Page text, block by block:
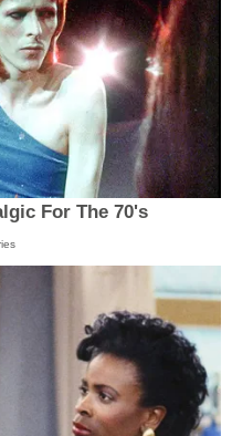
For The 70's